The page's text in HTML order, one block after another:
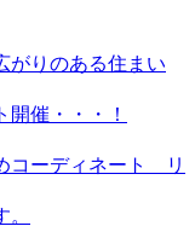
がりのある住まい
催・・・！
コーディネート リ